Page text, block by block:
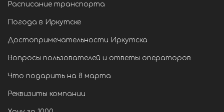
Расписание транспорта
Погода в Иркутске
Достопримечательности Иркутска
Вопросы пользователей и ответы операторов
Что подарить на 8 марта
Реквизиты компании